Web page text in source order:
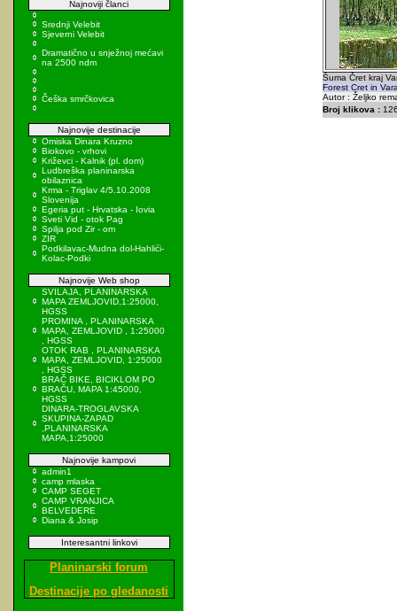
Najnoviji članci
Srednji Velebit
Sjeverni Velebit
Dramatično u snježnoj mećavi
na 2500 ndm
Češka smrčkovica
Najnovije destinacije
Omiska Dinara Kruzno
Biokovo - vrhovi
Križevci - Kalnik (pl. dom)
Ludbreška planinarska
obilaznica
Krma - Triglav 4/5.10.2008
Slovenija
Egeria put - Hrvatska - Iovia
Sveti Vid - otok Pag
Spilja pod Zir - om
ZIR
Podkilavac-Mudna dol-Hahlići-
Kolac-Podki
Najnovije Web shop
SVILAJA, PLANINARSKA
MAPA ZEMLJOVID,1:25000,
HGSS
PROMINA , PLANINARSKA
MAPA, ZEMLJOVID , 1:25000
, HGSS
OTOK RAB , PLANINARSKA
MAPA, ZEMLJOVID, 1:25000
, HGSS
BRAČ BIKE, BICIKLOM PO
BRAČU, MAPA 1:45000,
HGSS
DINARA-TROGLAVSKA
SKUPINA-ZAPAD
,PLANINARSKA
MAPA,1:25000
Najnovije kampovi
admin1
camp mlaska
CAMP SEGET
CAMP VRANJICA
BELVEDERE
Diana & Josip
Interesantni linkovi
Planinarski forum
Destinacije po gledanosti
Šuma Čret kraj
Forest Cret in
Autor : Željko
Broj klikova :